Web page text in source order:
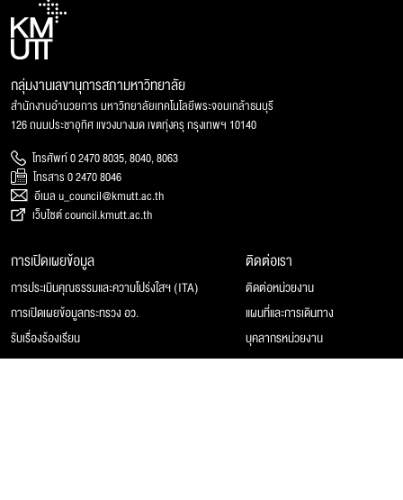
กลุ่มงานเลขานุการสภามหาวิทยาลัย
สำนักงานอำนวยการ มหาวิทยาลัยเทคโนโลยีพระจอมเกล้าธนบุรี
126 ถนนประชาอุทิศ แขวงบางมด เขตทุ่งครุ กรุงเทพฯ 10140
โทรศัพท์ 0 2470 8035, 8040, 8063
โทรสาร 0 2470 8046
อีเมล u_council@kmutt.ac.th
เว็บไซต์ council.kmutt.ac.th
การเปิดเผยข้อมูล
การประเมินคุณธรรมและความโปร่งใสฯ (ITA)
การเปิดเผยข้อมูลกระทรวง อว.
รับเรื่องร้องเรียน
ติดต่อเรา
ติดต่อหน่วยงาน
แผนที่และการเดินทาง
บุคลากรหน่วยงาน